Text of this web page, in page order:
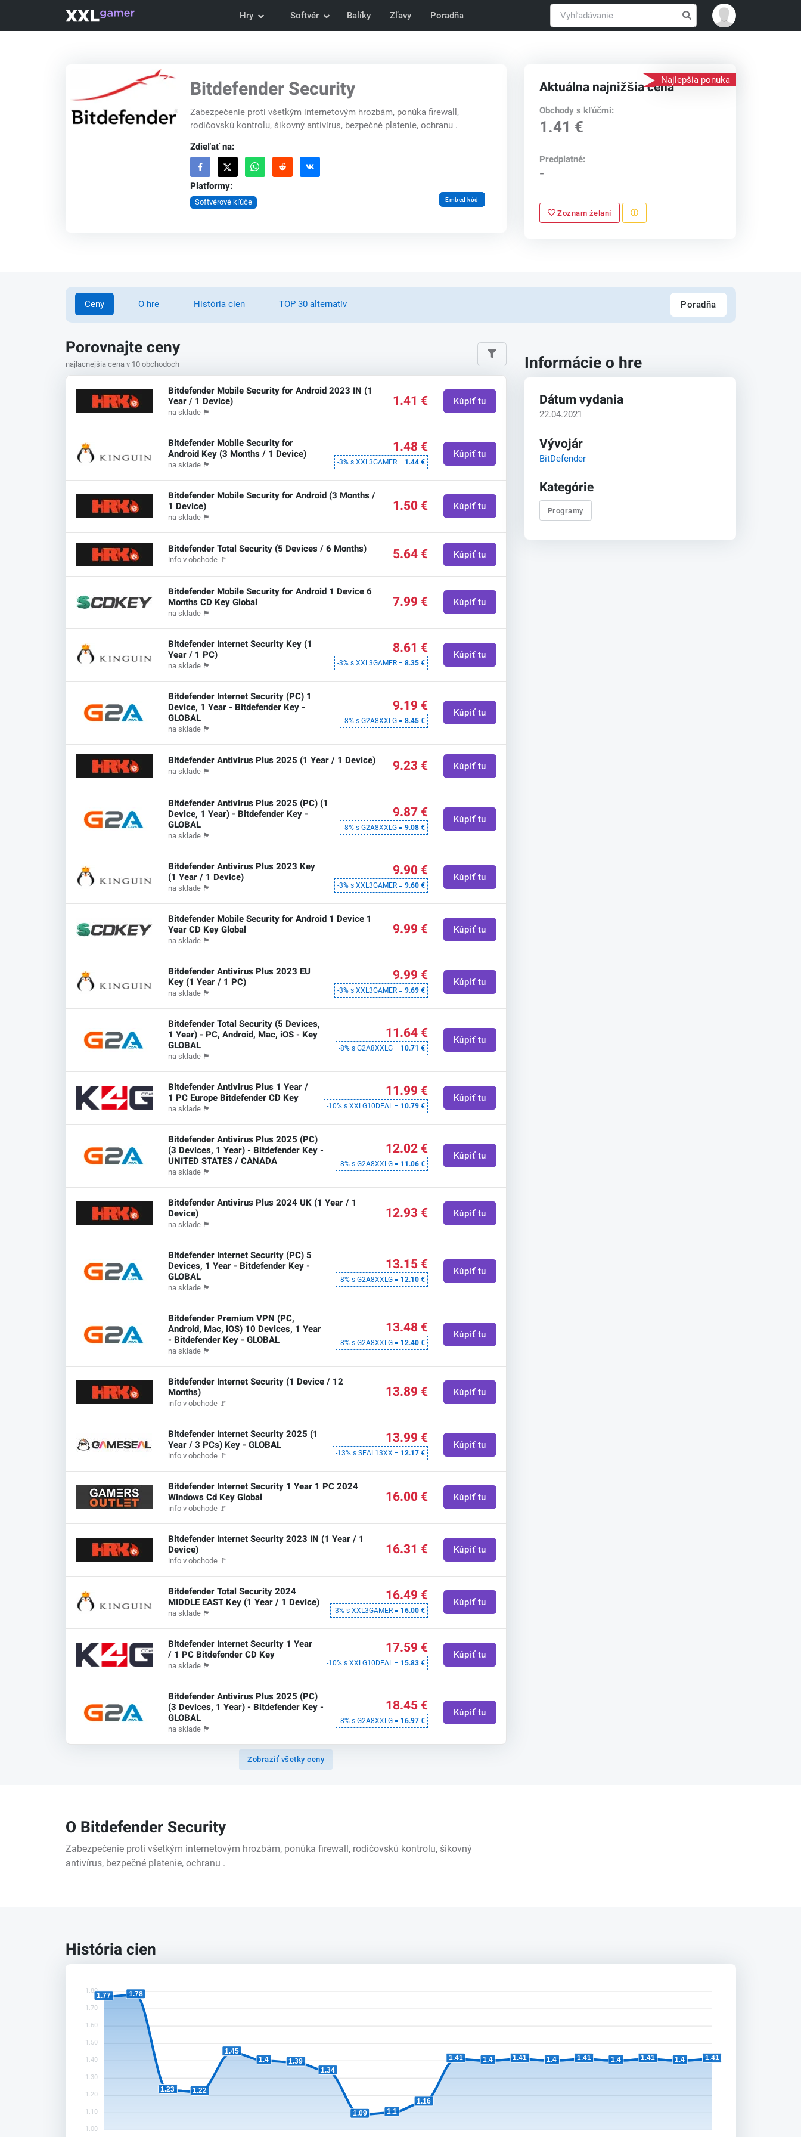
Hry Softvér Balíky Zľavy Poradňa
Bitdefender Security
Zabezpečenie proti všetkým internetovým hrozbám, ponúka firewall,
rodičovskú kontrolu, šikovný antivírus, bezpečné platenie, ochranu .
Zdieľať na:
Platformy:
Softvérové kľúče Embed kód
Najlepšia ponuka
Aktuálna najnižšia cena
Obchody s kľúčmi:
1.41 €
Predplatné:
-
Zoznam želaní
Ceny O hre História cien TOP 30 alternatív Poradňa
Porovnajte ceny
najlacnejšia cena v 10 obchodoch
Bitdefender Mobile Security for Android 2023 IN (1
Year / 1 Device)
na sklade 🏴
1.41 € Kúpiť tu
Bitdefender Mobile Security for
Android Key (3 Months / 1 Device)
na sklade 🏴
1.48 €
-3% s XXL3GAMER = 1.44 €
Kúpiť tu
Bitdefender Mobile Security for Android (3 Months /
1 Device)
na sklade 🏴
1.50 € Kúpiť tu
Bitdefender Total Security (5 Devices / 6 Months)
info v obchode 🚩 5.64 € Kúpiť tu
Bitdefender Mobile Security for Android 1 Device 6
Months CD Key Global
na sklade 🏴
7.99 € Kúpiť tu
Bitdefender Internet Security Key (1
Year / 1 PC)
na sklade 🏴
8.61 €
-3% s XXL3GAMER = 8.35 €
Kúpiť tu
Bitdefender Internet Security (PC) 1
Device, 1 Year - Bitdefender Key -
GLOBAL
na sklade 🏴
9.19 €
-8% s G2A8XXLG = 8.45 €
Kúpiť tu
Bitdefender Antivirus Plus 2025 (1 Year / 1 Device)
na sklade 🏴 9.23 € Kúpiť tu
Bitdefender Antivirus Plus 2025 (PC) (1
Device, 1 Year) - Bitdefender Key -
GLOBAL
na sklade 🏴
9.87 €
-8% s G2A8XXLG = 9.08 €
Kúpiť tu
Bitdefender Antivirus Plus 2023 Key
(1 Year / 1 Device)
na sklade 🏴
9.90 €
-3% s XXL3GAMER = 9.60 €
Kúpiť tu
Bitdefender Mobile Security for Android 1 Device 1
Year CD Key Global
na sklade 🏴
9.99 € Kúpiť tu
Bitdefender Antivirus Plus 2023 EU
Key (1 Year / 1 PC)
na sklade 🏴
9.99 €
-3% s XXL3GAMER = 9.69 €
Kúpiť tu
Bitdefender Total Security (5 Devices,
1 Year) - PC, Android, Mac, iOS - Key
GLOBAL
na sklade 🏴
11.64 €
-8% s G2A8XXLG = 10.71 €
Kúpiť tu
Bitdefender Antivirus Plus 1 Year /
1 PC Europe Bitdefender CD Key
na sklade 🏴
11.99 €
-10% s XXLG10DEAL = 10.79 €
Kúpiť tu
Bitdefender Antivirus Plus 2025 (PC)
(3 Devices, 1 Year) - Bitdefender Key -
UNITED STATES / CANADA
na sklade 🏴
12.02 €
-8% s G2A8XXLG = 11.06 €
Kúpiť tu
Bitdefender Antivirus Plus 2024 UK (1 Year / 1
Device)
na sklade 🏴
12.93 € Kúpiť tu
Bitdefender Internet Security (PC) 5
Devices, 1 Year - Bitdefender Key -
GLOBAL
na sklade 🏴
13.15 €
-8% s G2A8XXLG = 12.10 €
Kúpiť tu
Bitdefender Premium VPN (PC,
Android, Mac, iOS) 10 Devices, 1 Year
- Bitdefender Key - GLOBAL
na sklade 🏴
13.48 €
-8% s G2A8XXLG = 12.40 €
Kúpiť tu
Bitdefender Internet Security (1 Device / 12
Months)
info v obchode 🚩
13.89 € Kúpiť tu
Bitdefender Internet Security 2025 (1
Year / 3 PCs) Key - GLOBAL
info v obchode 🚩
13.99 €
-13% s SEAL13XX = 12.17 €
Kúpiť tu
Bitdefender Internet Security 1 Year 1 PC 2024
Windows Cd Key Global
info v obchode 🚩
16.00 € Kúpiť tu
Bitdefender Internet Security 2023 IN (1 Year / 1
Device)
info v obchode 🚩
16.31 € Kúpiť tu
Bitdefender Total Security 2024
MIDDLE EAST Key (1 Year / 1 Device)
na sklade 🏴
16.49 €
-3% s XXL3GAMER = 16.00 €
Kúpiť tu
Bitdefender Internet Security 1 Year
/ 1 PC Bitdefender CD Key
na sklade 🏴
17.59 €
-10% s XXLG10DEAL = 15.83 €
Kúpiť tu
Bitdefender Antivirus Plus 2025 (PC)
(3 Devices, 1 Year) - Bitdefender Key -
GLOBAL
na sklade 🏴
18.45 €
-8% s G2A8XXLG = 16.97 €
Kúpiť tu
Zobraziť všetky ceny
Informácie o hre
Dátum vydania
22.04.2021
Vývojár
BitDefender
Kategórie
Programy
O Bitdefender Security
Zabezpečenie proti všetkým internetovým hrozbám, ponúka firewall, rodičovskú kontrolu, šikovný
antivírus, bezpečné platenie, ochranu .
História cien
1.80
1.70
1.60
1.50
1.40
1.30
1.20
1.10
1.00
1.77 1.78
1.23 1.22
1.45
1.4
1.39
1.34
1.09 1.1
1.16
1.41 1.4 1.41 1.4 1.41 1.4 1.41 1.4 1.41